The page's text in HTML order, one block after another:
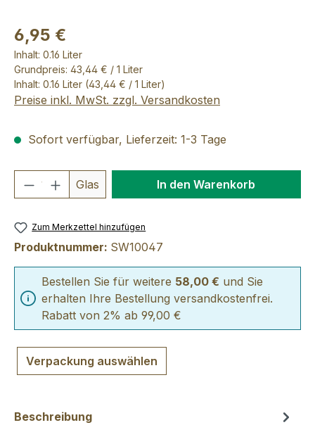
6,95 €
Inhalt: 0.16 Liter
Grundpreis: 43,44 € / 1 Liter
Inhalt: 0.16 Liter (43,44 € / 1 Liter)
Preise inkl. MwSt. zzgl. Versandkosten
Sofort verfügbar, Lieferzeit: 1-3 Tage
Produkt Anzahl: Gib den
Glas In den Warenkorb
Zum Merkzettel hinzufügen
Produktnummer: SW10047
Bestellen Sie für weitere 58,00 € und Sie
erhalten Ihre Bestellung versandkostenfrei.
Rabatt von 2% ab 99,00 €
Verpackung auswählen
Beschreibung